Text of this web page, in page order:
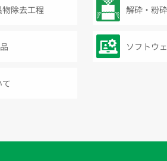
除去工程 解砕・粉
ソフトウ